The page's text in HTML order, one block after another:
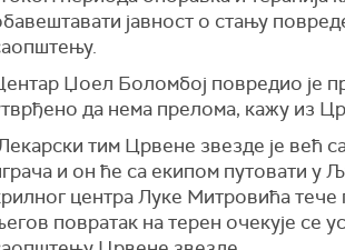
јавност о стању
Џоел Боломбој повредио је
да нема прелома, кажу из
тим Црвене звезде је већ
и он ће са екипом путовати у
центра Луке Митровића
повратак на терен очекује се